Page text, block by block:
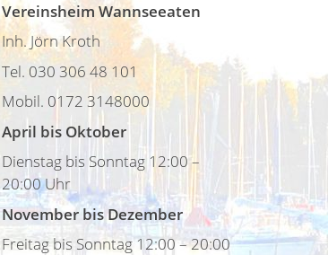
Vereinsheim Wannseeaten
Inh. Jörn Kroth
Tel. 030 306 48 101
Mobil. 0172 3148000
April bis Oktober
Dienstag bis Sonntag 12:00 –
20:00 Uhr
November bis Dezember
Freitag bis Sonntag 12:00 – 20:00